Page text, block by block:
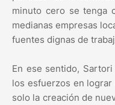
minuto cero se tenga
medianas empresas
fuentes dignas de
En ese sentido,
los esfuerzos en
solo la creación de